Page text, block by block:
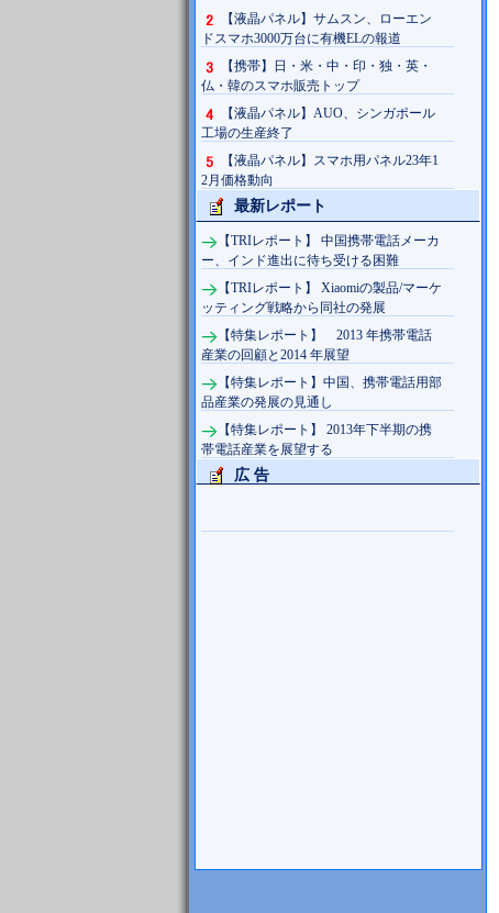
【液晶パネル】サムスン、ローエン
ドスマホ3000万台に有機ELの報道
【携帯】日・米・中・印・独・英・
仏・韓のスマホ販売トップ
【液晶パネル】AUO、シンガポール
工場の生産終了
【液晶パネル】スマホ用パネル23年1
2月価格動向
最新レポート
【TRIレポート】 中国携帯電話メーカ
ー、インド進出に待ち受ける困難
【TRIレポート】 Xiaomiの製品/マーケ
ッティング戦略から同社の発展
【特集レポート】 2013 年携帯電話
産業の回顧と2014 年展望
【特集レポート】中国、携帯電話用部
品産業の発展の見通し
【特集レポート】 2013年下半期の携
帯電話産業を展望する
広 告